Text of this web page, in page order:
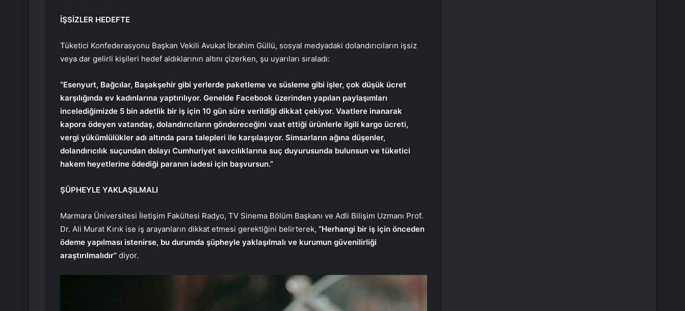
İŞSİZLER HEDEFTE
Tüketici Konfederasyonu Başkan Vekili Avukat İbrahim Güllü, sosyal medyadaki dolandırıcıların işsiz
veya dar gelirli kişileri hedef aldıklarının altını çizerken, şu uyarıları sıraladı:
“Esenyurt, Bağcılar, Başakşehir gibi yerlerde paketleme ve süsleme gibi işler, çok düşük ücret
karşılığında ev kadınlarına yaptırılıyor. Genelde Facebook üzerinden yapılan paylaşımları
incelediğimizde 5 bin adetlik bir iş için 10 gün süre verildiği dikkat çekiyor. Vaatlere inanarak
kapora ödeyen vatandaş, dolandırıcıların göndereceğini vaat ettiği ürünlerle ilgili kargo ücreti,
vergi yükümlülükler adı altında para talepleri ile karşılaşıyor. Simsarların ağına düşenler,
dolandırıcılık suçundan dolayı Cumhuriyet savcılıklarına suç duyurusunda bulunsun ve tüketici
hakem heyetlerine ödediği paranın iadesi için başvursun.”
ŞÜPHEYLE YAKLAŞILMALI
Marmara Üniversitesi İletişim Fakültesi Radyo, TV Sinema Bölüm Başkanı ve Adli Bilişim Uzmanı Prof.
Dr. Ali Murat Kırık ise iş arayanların dikkat etmesi gerektiğini belirterek, “Herhangi bir iş için önceden
ödeme yapılması istenirse, bu durumda şüpheyle yaklaşılmalı ve kurumun güvenilirliği
araştırılmalıdır” diyor.